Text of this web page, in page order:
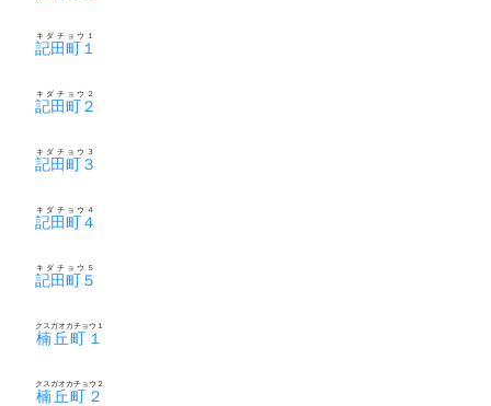
記田町１
キダチョウ１
記田町２
キダチョウ２
記田町３
キダチョウ３
記田町４
キダチョウ４
記田町５
キダチョウ５
楠丘町１
クスガオカチョウ１
楠丘町２
クスガオカチョウ２